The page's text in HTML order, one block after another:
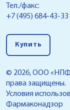
Тел./факс:
+7 (495) 684-43-33
Купить
© 2026, ООО
права защищены.
Условия
Фармаконадзор